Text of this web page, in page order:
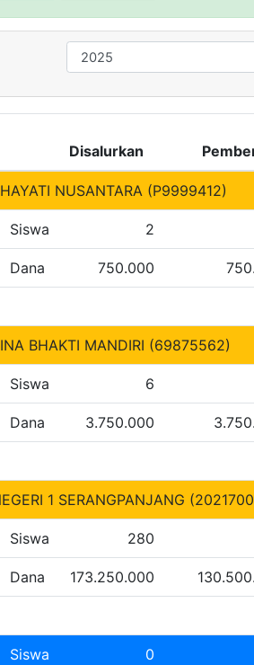
Disalurkan
NUSANTARA (P9999412)
Siswa 2
Dana 750.000
BHAKTI MANDIRI (69875562)
Siswa 6
Dana 3.750.000
1 SERANGPANJANG
Siswa 280
Dana 173.250.000
Siswa 0